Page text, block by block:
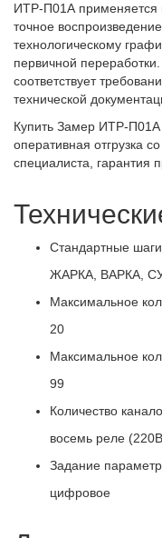
ИТР-П01А применяется
точное
технологическому
первичной
соответствует
технической
Купить Замер ИТР-П01А
оперативная отгрузка
специалиста, гарантия
Стандартные
ЖАРКА, ВАРКА,
Максимальное
20
Максимальное
99
Количество
восемь реле
Задание
цифровое